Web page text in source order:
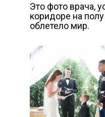
Это фото врача,
коридоре на
облетело мир.